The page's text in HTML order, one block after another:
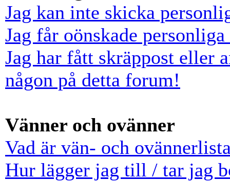
Jag kan inte skicka
Jag får oönskade
Jag har fått skräppost eller
någon på detta forum!
Vänner och ovänner
Vad är vän- och
Hur lägger jag till / tar jag